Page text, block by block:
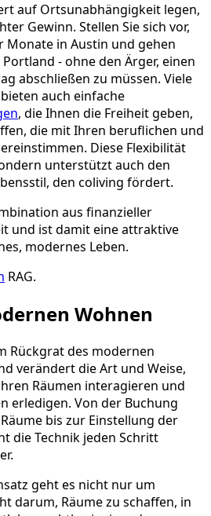
auf Ortsunabhängigkeit legen,
Gewinn. Stellen Sie sich vor,
Monate in Austin und gehen
- ohne den Ärger, einen
abschließen zu müssen. Viele
auch einfache
, die Ihnen die Freiheit geben,
die mit Ihren beruflichen und
Diese Flexibilität
unterstützt auch den
den coliving fördert.
aus finanzieller
und ist damit eine attraktive
modernes Leben.
RAG.
Wohnen
Rückgrat des modernen
verändert die Art und Weise,
Räumen interagieren und
erledigen. Von der Buchung
bis zur Einstellung der
die Technik jeden Schritt
geht es nicht nur um
darum, Räume zu schaffen, in